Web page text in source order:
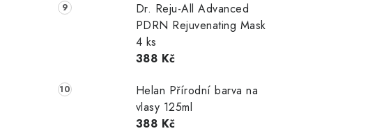
Dr. Reju-All Advanced
PDRN Rejuvenating Mask
4 ks
388 Kč
Helan Přírodní barva na
vlasy 125ml
388 Kč